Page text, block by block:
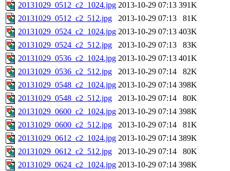
20131029_0512_c2_1024.jpg 2013-10-29 07:13 391K
20131029_0512_c2_512.jpg
2013-10-29 07:13
81K
20131029_0524_c2_1024.jpg 2013-10-29 07:13 403K
20131029_0524_c2_512.jpg
2013-10-29 07:13
83K
20131029_0536_c2_1024.jpg 2013-10-29 07:13 401K
20131029_0536_c2_512.jpg
2013-10-29 07:14
82K
20131029_0548_c2_1024.jpg 2013-10-29 07:14 398K
20131029_0548_c2_512.jpg
2013-10-29 07:14
80K
20131029_0600_c2_1024.jpg 2013-10-29 07:14 398K
20131029_0600_c2_512.jpg
2013-10-29 07:14
81K
20131029_0612_c2_1024.jpg 2013-10-29 07:14 389K
20131029_0612_c2_512.jpg
2013-10-29 07:14
80K
20131029_0624_c2_1024.jpg 2013-10-29 07:14 398K